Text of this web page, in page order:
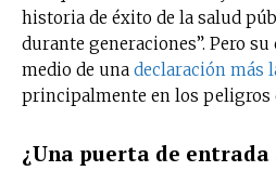
historia de éxito de la salud
durante generaciones”. Pero
medio de una declaración más
principalmente en los peligros
¿Una puerta de